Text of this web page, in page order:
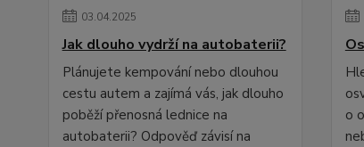
03.04.2025
Jak dlouho vydrží na autobaterii?
Plánujete kempování nebo dlouhou
cestu autem a zajímá vás, jak dlouho
poběží přenosná lednice na
autobaterii? Odpověď závisí na
o